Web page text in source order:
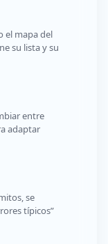
el mapa del
su lista y su
entre
adaptar
se
típicos”